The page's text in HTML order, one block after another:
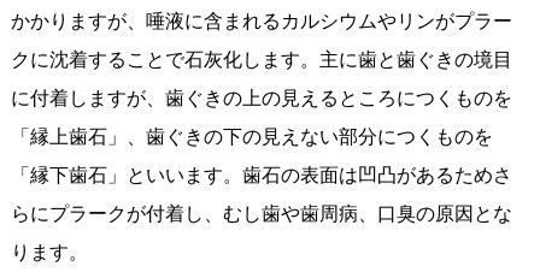
かかりますが、唾液に含まれるカルシウムやリンがプラー
クに沈着することで石灰化します。主に歯と歯ぐきの境目
に付着しますが、歯ぐきの上の見えるところにつくものを
「縁上歯石」、歯ぐきの下の見えない部分につくものを
「縁下歯石」といいます。歯石の表面は凹凸があるためさ
らにプラークが付着し、むし歯や歯周病、口臭の原因とな
ります。